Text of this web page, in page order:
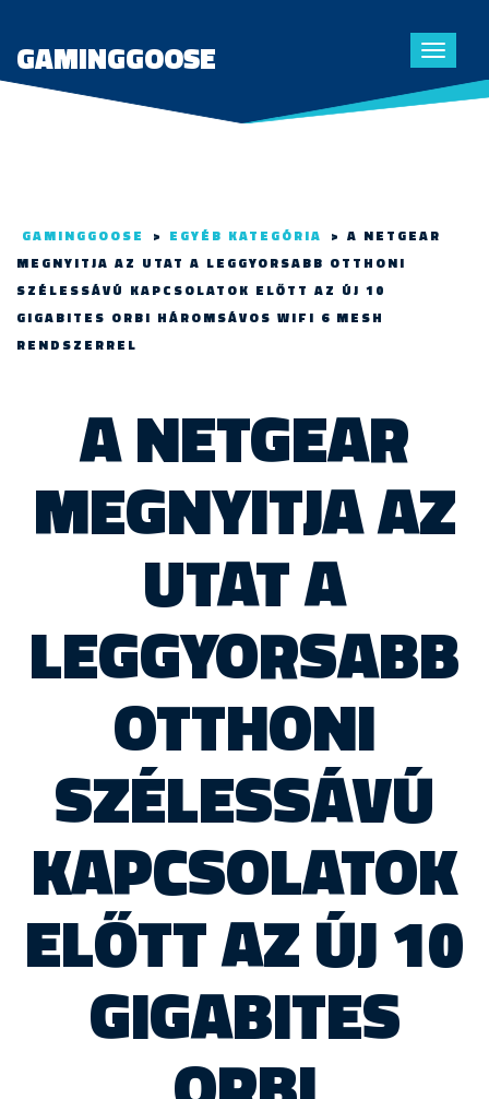
Toggle
GAMINGGOOSE
GAMINGGOOSE > EGYÉB KATEGÓRIA > A NETGEAR
MEGNYITJA AZ UTAT A LEGGYORSABB OTTHONI
SZÉLESSÁVÚ KAPCSOLATOK ELŐTT AZ ÚJ 10
GIGABITES ORBI HÁROMSÁVOS WIFI 6 MESH
RENDSZERREL
A NETGEAR
MEGNYITJA AZ
UTAT A
LEGGYORSABB
OTTHONI
SZÉLESSÁVÚ
KAPCSOLATOK
ELŐTT AZ ÚJ 10
GIGABITES